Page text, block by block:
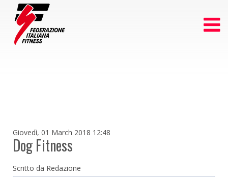
Giovedì, 01 March 2018 12:48
Dog Fitness
Scritto da Redazione